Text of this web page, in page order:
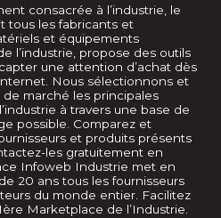
consacrée à l’industrie, le
tous les fabricants et
et équipements
l’industrie, propose des outils
une attention d’achat dès
Nous sélectionnons et
marché les principales
à travers une base de
possible. Comparez et
et produits présents
les gratuitement en
Infoweb Industrie met en
20 ans tous les fournisseurs
du monde entier. Facilitez
Marketplace de l’Industrie.